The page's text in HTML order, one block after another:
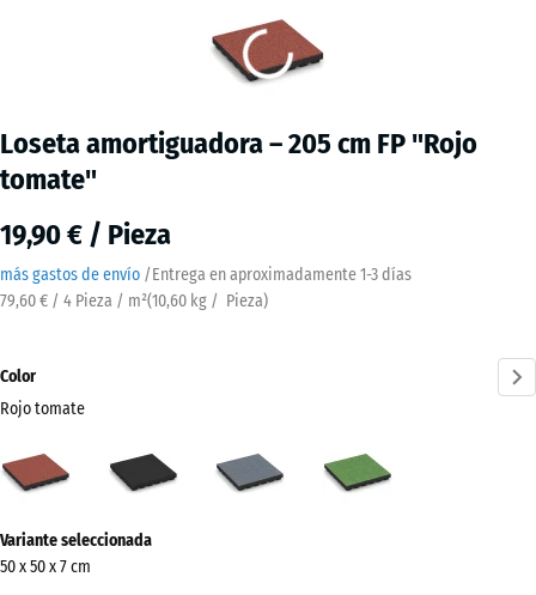
Loseta amortiguadora – 205 cm FP "Rojo
tomate"
19,90 € / Pieza
más gastos de envío /Entrega en aproximadamente1-3 días
79,60 € / 4 Pieza / m²(10,60 kg / Pieza)
Color
Rojo tomate
tomate
grafito
información
sobre
Variante seleccionada
50 x 50 x 7 cm